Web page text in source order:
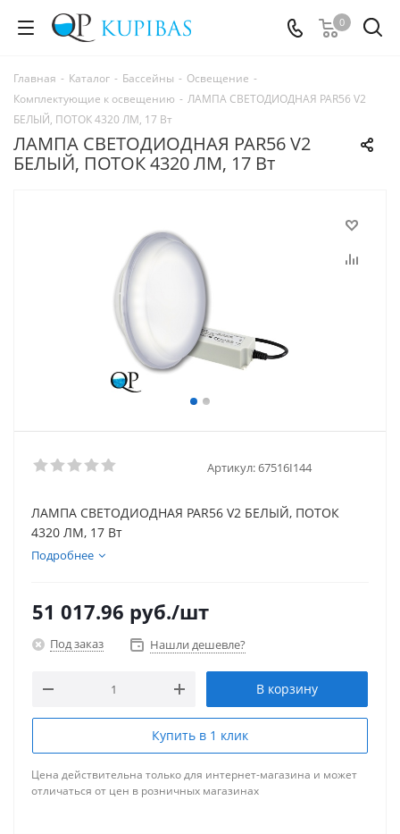
0
Главная - Каталог - Бассейны - Освещение -
Комплектующие к освещению - ЛАМПА СВЕТОДИОДНАЯ PAR56 V2
БЕЛЫЙ, ПОТОК 4320 ЛМ, 17 Вт
ЛАМПА СВЕТОДИОДНАЯ PAR56 V2
БЕЛЫЙ, ПОТОК 4320 ЛМ, 17 Вт
Артикул:67516I144
ЛАМПА СВЕТОДИОДНАЯ PAR56 V2 БЕЛЫЙ, ПОТОК
4320 ЛМ, 17 Вт
Подробнее
51 017.96 руб./шт
Под заказ Нашли дешевле?
В корзину
Купить в 1 клик
Цена действительна только для интернет-магазина и может
отличаться от цен в розничных магазинах